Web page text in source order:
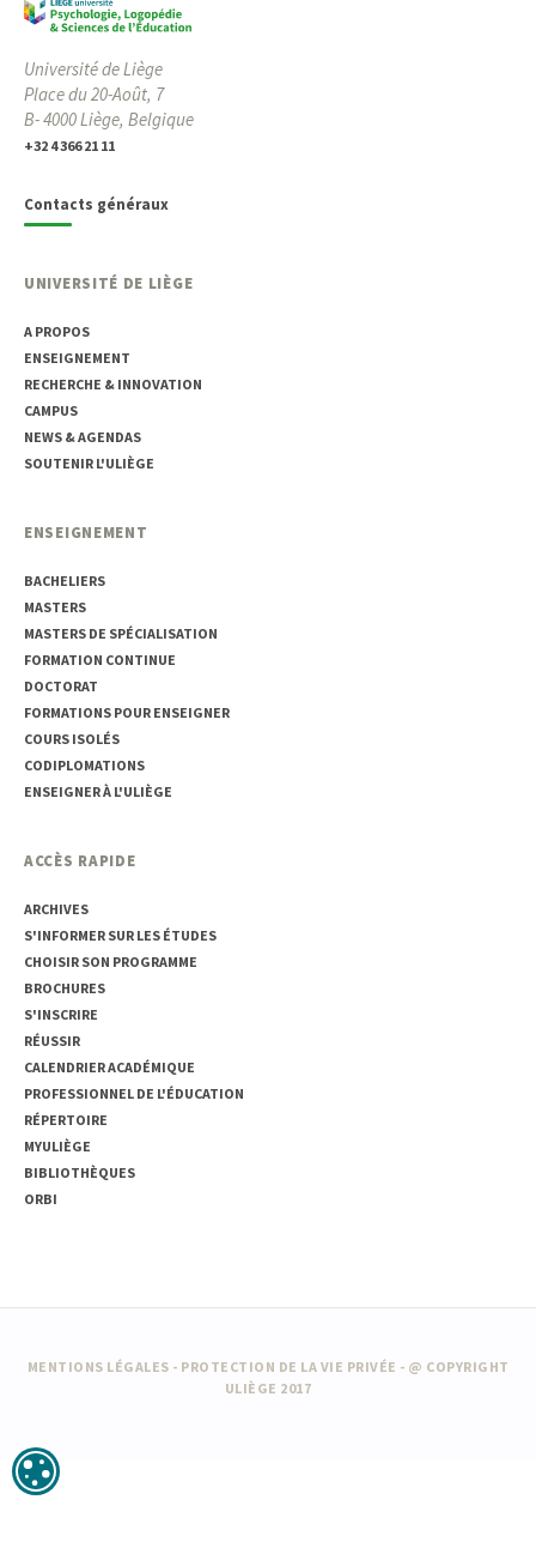
Université de Liège
Place du 20-Août, 7
B- 4000 Liège, Belgique
+32 4 366 21 11
Contacts généraux
UNIVERSITÉ DE LIÈGE
A PROPOS
ENSEIGNEMENT
RECHERCHE & INNOVATION
CAMPUS
NEWS & AGENDAS
SOUTENIR L'ULIÈGE
ENSEIGNEMENT
BACHELIERS
MASTERS
MASTERS DE SPÉCIALISATION
FORMATION CONTINUE
DOCTORAT
FORMATIONS POUR ENSEIGNER
COURS ISOLÉS
CODIPLOMATIONS
ENSEIGNER À L'ULIÈGE
ACCÈS RAPIDE
ARCHIVES
S'INFORMER SUR LES ÉTUDES
CHOISIR SON PROGRAMME
BROCHURES
S'INSCRIRE
RÉUSSIR
CALENDRIER ACADÉMIQUE
PROFESSIONNEL DE L'ÉDUCATION
RÉPERTOIRE
MYULIÈGE
BIBLIOTHÈQUES
ORBI
MENTIONS LÉGALES - PROTECTION DE LA VIE PRIVÉE - @ COPYRIGHT
ULIÈGE 2017